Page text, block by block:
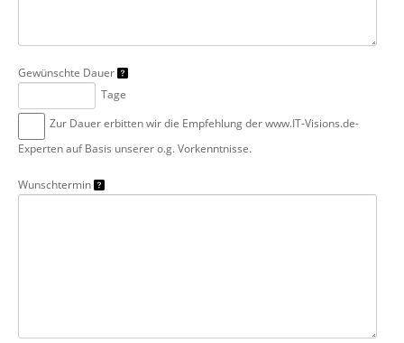
Gewünschte Dauer
Tage
Zur Dauer erbitten wir die Empfehlung der www.IT-Visions.de-
Experten auf Basis unserer o.g. Vorkenntnisse.
Wunschtermin